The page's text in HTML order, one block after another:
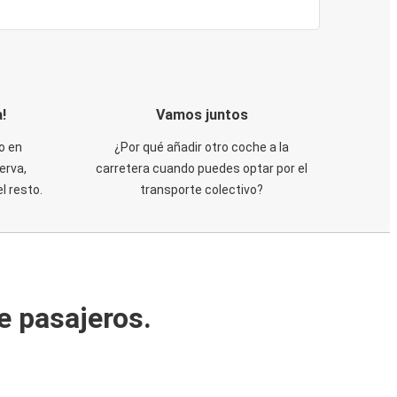
en
resto.
Vamos juntos
¿Por qué añadir otro coche a la
carretera cuando puedes optar por el
transporte colectivo?
pasajeros.